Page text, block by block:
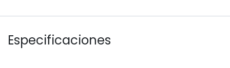
Especificaciones